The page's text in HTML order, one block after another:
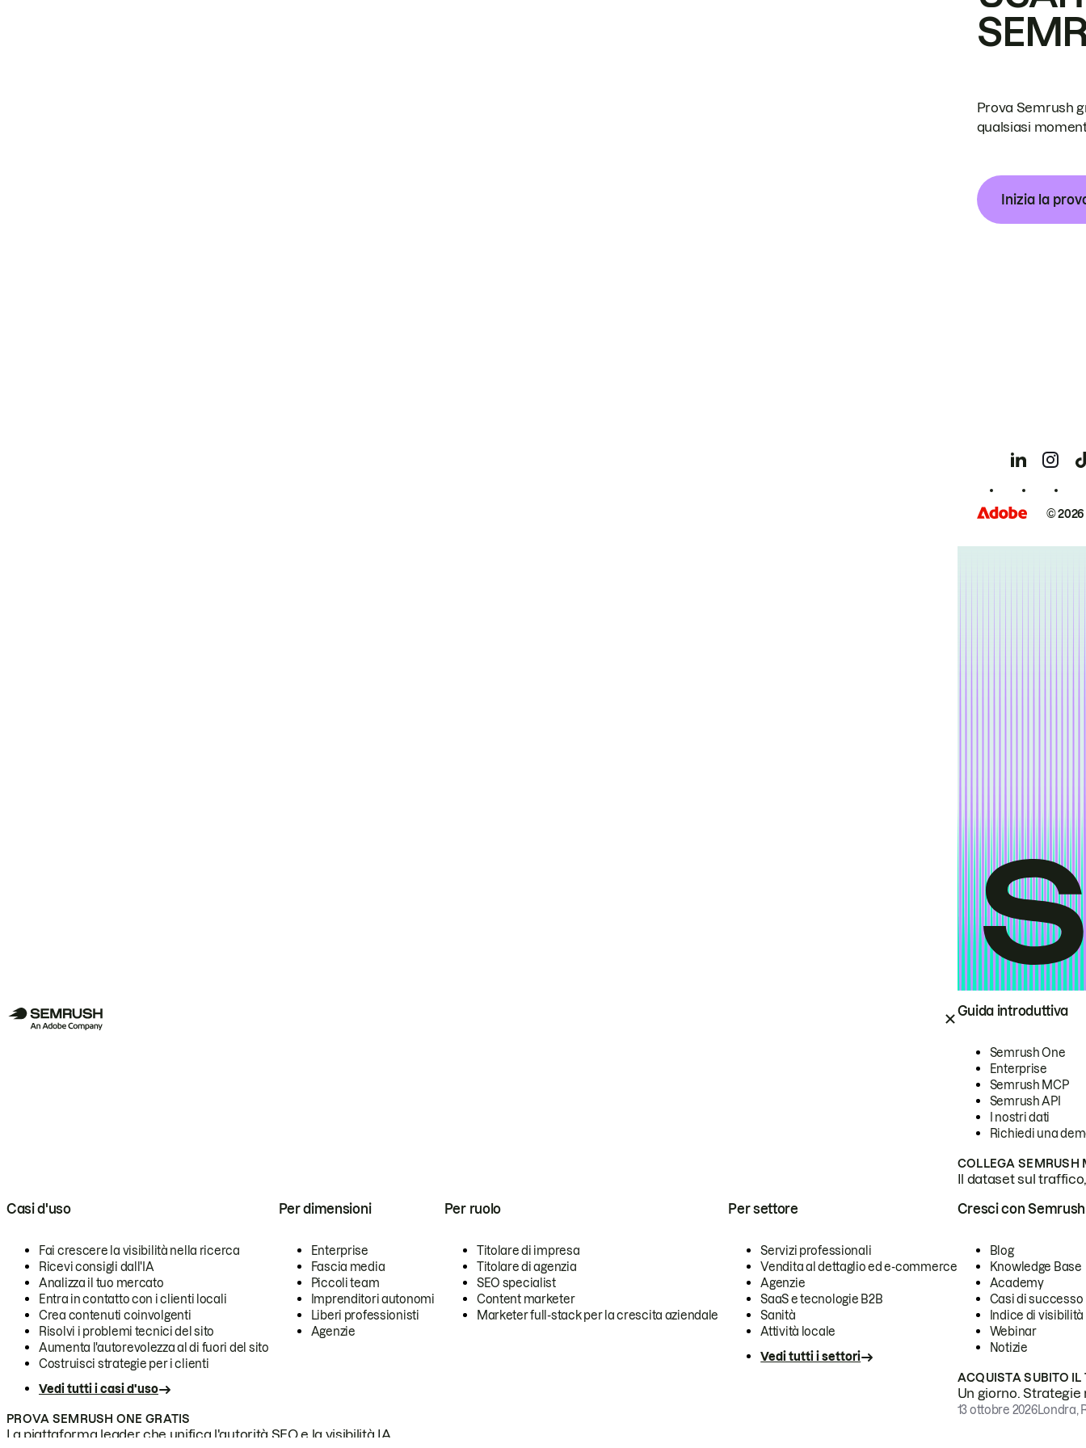
Guida introduttiva
Semrush One
Enterprise
Semrush MCP
Semrush API
I nostri dati
Richiedi una
COLLEGA SEMRUSH
Il dataset sul
Casi d'uso
Fai crescere la visibilità nella ricerca
Ricevi consigli dall'IA
Analizza il tuo mercato
Entra in contatto con i clienti locali
Crea contenuti coinvolgenti
Risolvi i problemi tecnici del sito
Aumenta l'autorevolezza al di fuori del sito
Costruisci strategie per i clienti
Vedi tutti i casi d'uso
Per dimensioni
Enterprise
Fascia media
Piccoli team
Imprenditori autonomi
Liberi professionisti
Agenzie
Per ruolo
Titolare di impresa
Titolare di agenzia
SEO specialist
Content marketer
Marketer full-stack per la crescita aziendale
Per settore
Servizi professionali
Vendita al dettaglio ed e-commerce
Agenzie
SaaS e tecnologie B2B
Sanità
Attività locale
Vedi tutti i settori
PROVA SEMRUSH ONE GRATIS
La piattaforma leader che unifica l'autorità SEO e la visibilità IA.
Cresci con Semrush
Blog
Knowledge Base
Academy
Casi di successo
Indice di visibilità
Webinar
Notizie
ACQUISTA SUBITO IL
Un giorno.
13 ottobre 2026Londra,
Prova Semrush
qualsiasi
Inizia la
©